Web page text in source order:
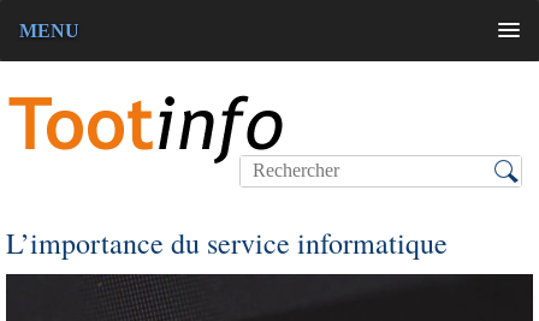
MENU
L’importance du service informatique